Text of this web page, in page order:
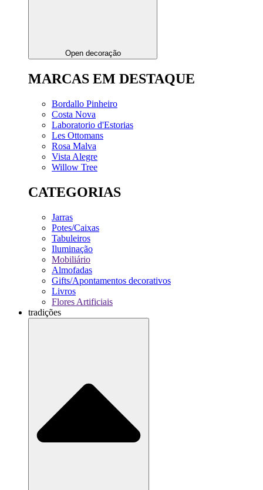
Open decoração
MARCAS EM DESTAQUE
Bordallo Pinheiro
Costa Nova
Laboratorio d'Estorias
Les Ottomans
Rosa Malva
Vista Alegre
Willow Tree
CATEGORIAS
Jarras
Potes/Caixas
Tabuleiros
Iluminação
Mobiliário
Almofadas
Gifts/Apontamentos decorativos
Livros
Flores Artificiais
tradições